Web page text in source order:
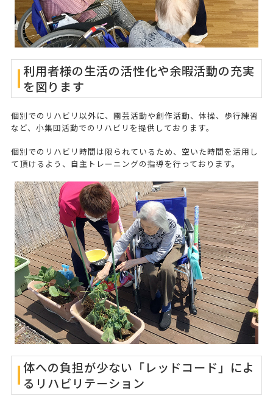
利用者様の生活の活性化や余暇活動の充実
を図ります
個別でのリハビリ以外に、園芸活動や創作活動、体操、歩行練習
など、小集団活動でのリハビリを提供しております。
個別でのリハビリ時間は限られているため、空いた時間を活用し
て頂けるよう、自主トレーニングの指導を行っております。
体への負担が少ない「レッドコード」によ
るリハビリテーション